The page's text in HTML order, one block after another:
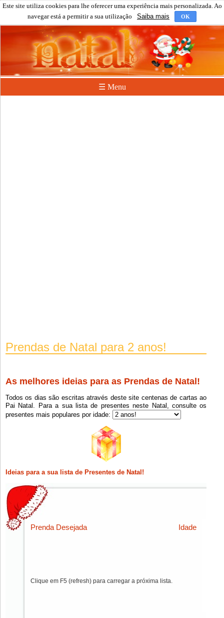
Este site utiliza cookies para lhe oferecer uma experiência mais personalizada. Ao
navegar está a permitir a sua utilização
Saiba mais OK
☰ Menu
Prendas de Natal para 2 anos!
As melhores ideias para as Prendas de Natal!
Todos os dias são escritas através deste site centenas de cartas ao
Pai Natal. Para a sua lista de presentes neste Natal, consulte os
presentes mais populares por idade:
Ideias para a sua lista de Presentes de Natal!
Idade
Prenda Desejada
Clique em F5 (refresh) para carregar a próxima lista.